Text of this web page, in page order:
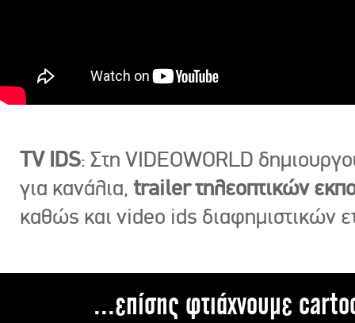
TV IDS: Στη VIDEOWORLD
για κανάλια, trailer τηλεοπτικών
καθώς και video ids διαφημιστικών
...επίσης φτιάχνουμε